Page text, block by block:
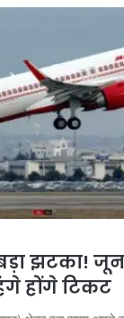
बड़ा झटका!
होंगे टिकट